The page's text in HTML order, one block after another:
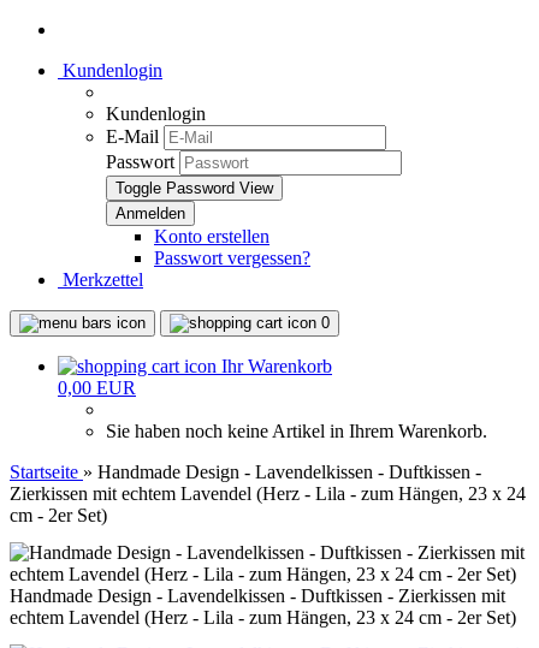
Kundenlogin
Kundenlogin
E-Mail
Passwort
Toggle Password View
Konto erstellen
Passwort vergessen?
Merkzettel
0
Ihr Warenkorb
0,00 EUR
Sie haben noch keine Artikel in Ihrem Warenkorb.
Startseite » Handmade Design - Lavendelkissen - Duftkissen -
Zierkissen mit echtem Lavendel (Herz - Lila - zum Hängen, 23 x 24
cm - 2er Set)
Handmade Design - Lavendelkissen - Duftkissen - Zierkissen mit
echtem Lavendel (Herz - Lila - zum Hängen, 23 x 24 cm - 2er Set)